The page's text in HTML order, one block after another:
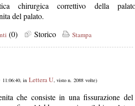
chirurgica correttivo della
del palato.
(0) Storico Stampa
11:06:40, in Lettera U, visto n. 2088 volte)
che consiste in una fissurazione